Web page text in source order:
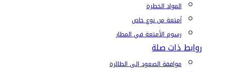
المواد الخطرة
أمتعة من نوع خاص
رسوم الأمتعة في المطار
روابط ذات صلة
موافقة الصعود إلى الطائرة